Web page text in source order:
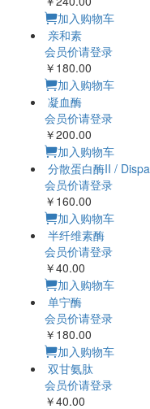
加入购物车
亲和素
会员价请登录
￥180.00
加入购物车
凝血酶
会员价请登录
￥200.00
加入购物车
分散蛋白酶II /
会员价请登录
￥160.00
加入购物车
半纤维素酶
会员价请登录
￥40.00
加入购物车
单宁酶
会员价请登录
￥180.00
加入购物车
双甘氨肽
会员价请登录
￥40.00